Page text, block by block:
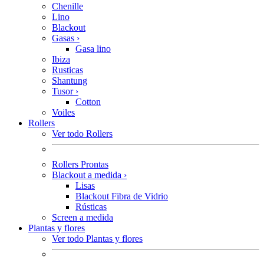
Chenille
Lino
Blackout
Gasas ›
Gasa lino
Ibiza
Rusticas
Shantung
Tusor ›
Cotton
Voiles
Rollers
Ver todo Rollers
Rollers Prontas
Blackout a medida ›
Lisas
Blackout Fibra de Vidrio
Rústicas
Screen a medida
Plantas y flores
Ver todo Plantas y flores